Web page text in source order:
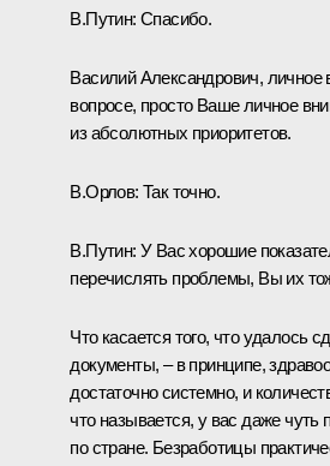
В.Путин: Спасибо.
Василий Александрович,
вопросе, просто Ваше личное
из абсолютных приоритетов.
В.Орлов: Так точно.
В.Путин: У Вас хорошие
перечислять проблемы, Вы их
Что касается того, что удалось
документы, – в принципе,
достаточно системно, и
что называется, у вас даже
по стране. Безработицы